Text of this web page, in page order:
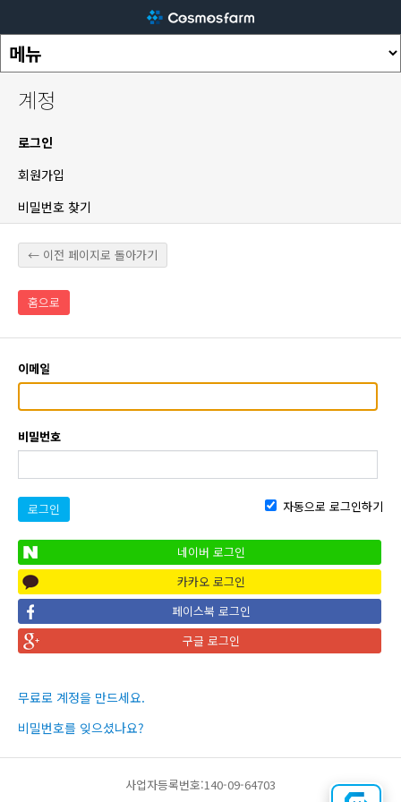
계정
로그인
회원가입
비밀번호 찾기
← 이전 페이지로 돌아가기
홈으로
이메일
비밀번호
로그인 자동으로 로그인하기
네이버 로그인
카카오 로그인
페이스북 로그인
구글 로그인
무료로 계정을 만드세요.
비밀번호를 잊으셨나요?
사업자등록번호:140-09-64703